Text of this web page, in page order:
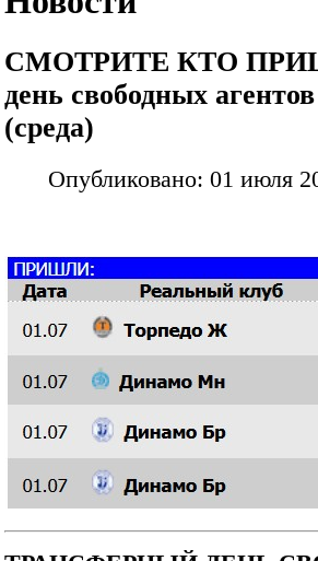
СМОТРИТЕ КТО
день свободных
(среда)
Опубликовано: 01 июля